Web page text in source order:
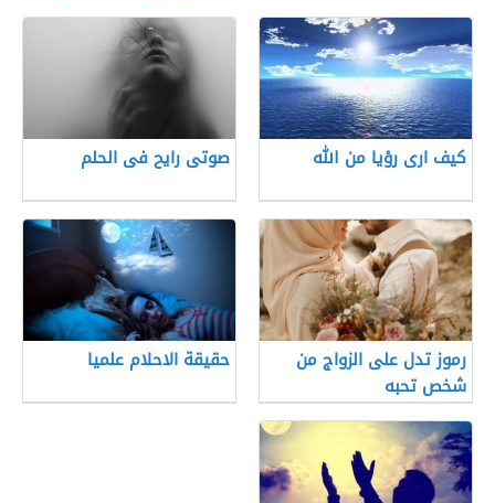
كيف ارى رؤيا من الله صوتى رايح فى الحلم
رموز تدل على الزواج من
شخص تحبه
حقيقة الاحلام علميا